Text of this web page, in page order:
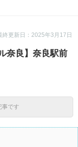
終更新日：2025年3月17日
奈良】奈良駅前
事です